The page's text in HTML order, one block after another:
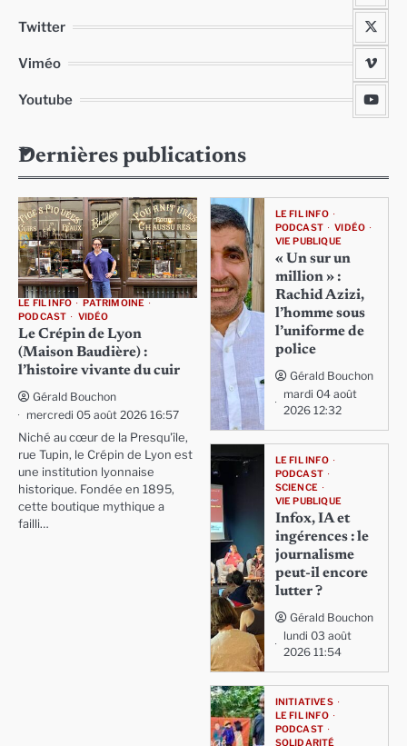
Twitter
Viméo
Youtube
Dernières publications
LE FIL INFO
PATRIMOINE
PODCAST
VIDÉO
Le Crépin de Lyon
(Maison Baudière) :
l’histoire vivante du cuir
Gérald Bouchon
mercredi 05 août 2026 16:57
Niché au cœur de la Presqu'île,
rue Tupin, le Crépin de Lyon est
une institution lyonnaise
historique. Fondée en 1895,
cette boutique mythique a
failli…
LE FIL INFO
PODCAST
VIDÉO
VIE PUBLIQUE
« Un sur un
million » :
Rachid Azizi,
l’homme sous
l’uniforme de
police
Gérald Bouchon
mardi 04 août
2026 12:32
LE FIL INFO
PODCAST
SCIENCE
VIE PUBLIQUE
Infox, IA et
ingérences : le
journalisme
peut-il encore
lutter ?
Gérald Bouchon
lundi 03 août
2026 11:54
INITIATIVES
LE FIL INFO
PODCAST
SOLIDARITÉ